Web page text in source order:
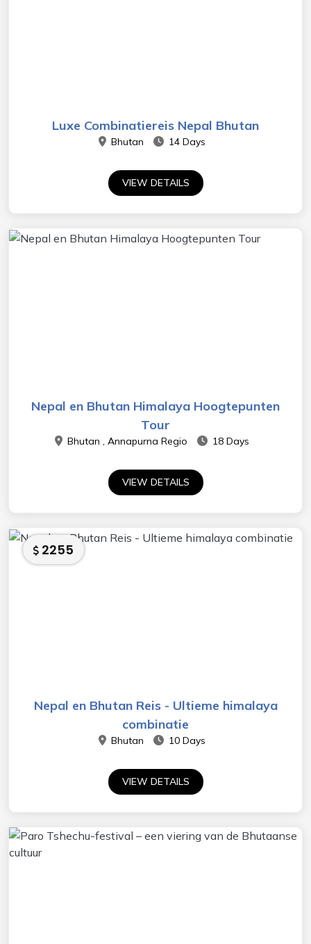
Luxe Combinatiereis Nepal Bhutan
Bhutan 14 Days
VIEW DETAILS
Nepal en Bhutan Himalaya Hoogtepunten
Tour
Bhutan , Annapurna Regio 18 Days
VIEW DETAILS
2255
Nepal en Bhutan Reis - Ultieme himalaya
combinatie
Bhutan 10 Days
VIEW DETAILS